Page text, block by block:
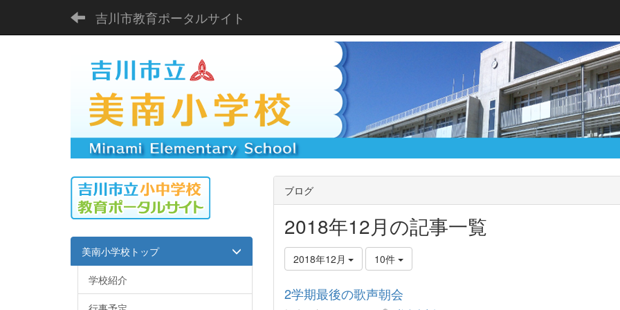
吉川市教育ポータルサイト
ブログ
2018年12月の記事一覧
2018年12月 10件
2学期最後の歌声朝会
美南小学校トップ
学校紹介